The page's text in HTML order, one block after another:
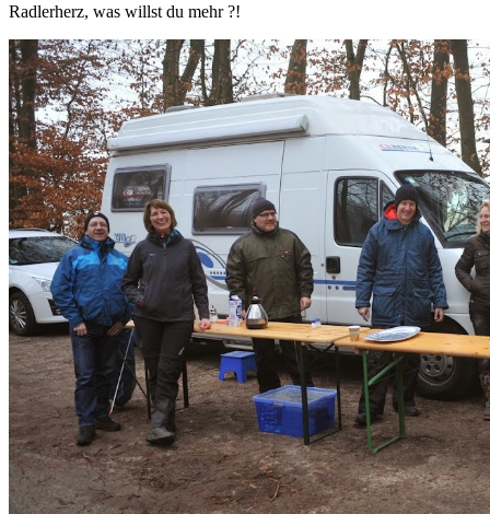
Radlerherz, was willst du mehr ?!